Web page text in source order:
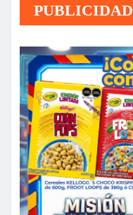
PUBLICIDAD